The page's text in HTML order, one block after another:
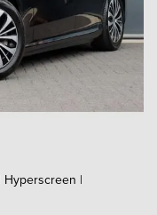
Hyperscreen |